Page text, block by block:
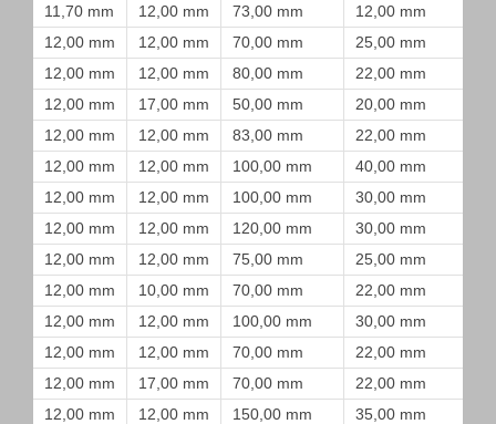
11,70 mm
12,00 mm 73,00 mm
12,00 mm
12,00 mm
12,00 mm 70,00 mm
25,00 mm
12,00 mm
12,00 mm 80,00 mm
22,00 mm
12,00 mm
17,00 mm 50,00 mm
20,00 mm
12,00 mm
12,00 mm 83,00 mm
22,00 mm
12,00 mm
12,00 mm 100,00 mm
40,00 mm
12,00 mm
12,00 mm 100,00 mm
30,00 mm
12,00 mm
12,00 mm 120,00 mm
30,00 mm
12,00 mm
12,00 mm 75,00 mm
25,00 mm
12,00 mm
10,00 mm 70,00 mm
22,00 mm
12,00 mm
12,00 mm 100,00 mm
30,00 mm
12,00 mm
12,00 mm 70,00 mm
22,00 mm
12,00 mm
17,00 mm 70,00 mm
22,00 mm
12,00 mm
12,00 mm 150,00 mm
35,00 mm